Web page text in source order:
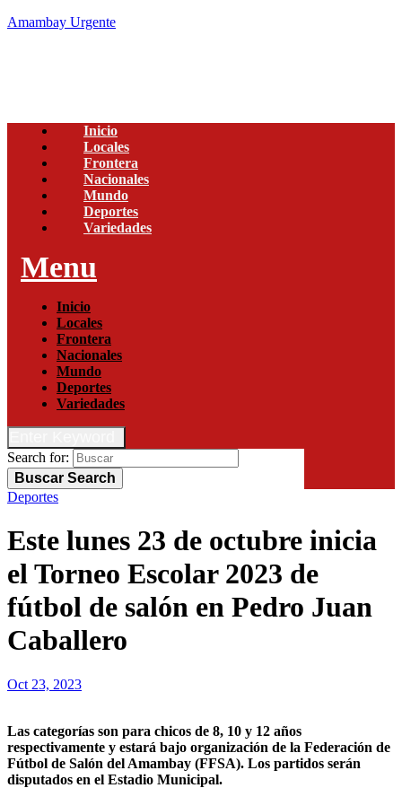
Amambay Urgente
Inicio
Locales
Frontera
Nacionales
Mundo
Deportes
Variedades
Menu
Inicio
Locales
Frontera
Nacionales
Mundo
Deportes
Variedades
Search for:
Buscar Search
Deportes
Este lunes 23 de octubre inicia
el Torneo Escolar 2023 de
fútbol de salón en Pedro Juan
Caballero
Oct 23, 2023
Las categorías son para chicos de 8, 10 y 12 años
respectivamente y estará bajo organización de la Federación de
Fútbol de Salón del Amambay (FFSA). Los partidos serán
disputados en el Estadio Municipal.